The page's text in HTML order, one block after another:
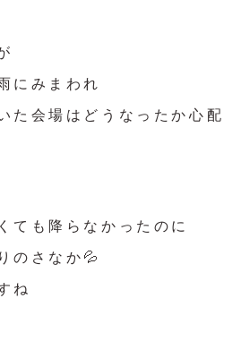
にみまわれ
た会場はどうなったか心配
ても降らなかったのに
のさなか💦
ね